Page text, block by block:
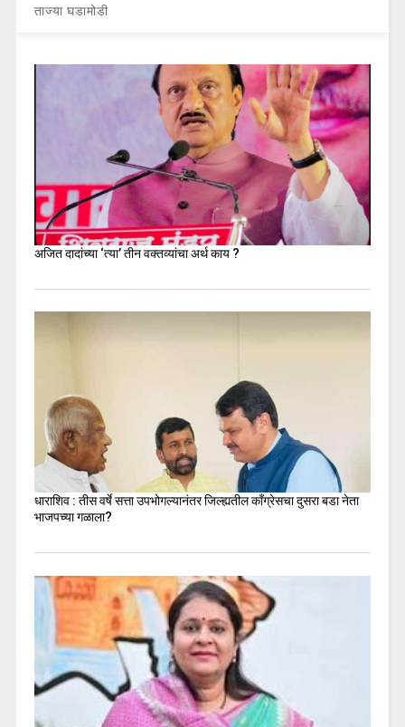
ताज्या घडामोडी
अजित दादांच्या ‘त्या’ तीन वक्तव्यांचा अर्थ काय ?
धाराशिव : तीस वर्षे सत्ता उपभोगल्यानंतर जिल्ह्यतील कॉंग्रेसचा दुसरा बडा नेता
भाजपच्या गळाला?